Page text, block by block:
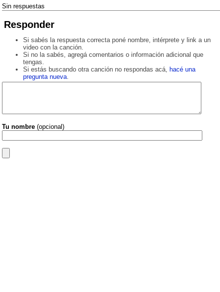
Sin respuestas
Responder
Si sabés la respuesta correcta poné nombre, intérprete y link a un
video con la canción.
Si no la sabés, agregá comentarios o información adicional que
tengas.
Si estás buscando otra canción no respondas acá, hacé una
pregunta nueva.
Tu nombre (opcional)